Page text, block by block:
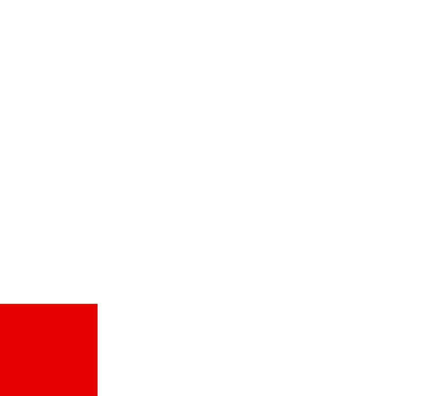
našim kompletním produktovým portfoliem.
střediscích v České republice. Více informací se dozvíte na stránkách jednotlivých středisek.